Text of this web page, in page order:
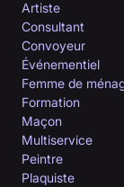
Artiste
Consultant
Convoyeur
Événementiel
Femme de
Formation
Maçon
Multiservice
Peintre
Plaquiste